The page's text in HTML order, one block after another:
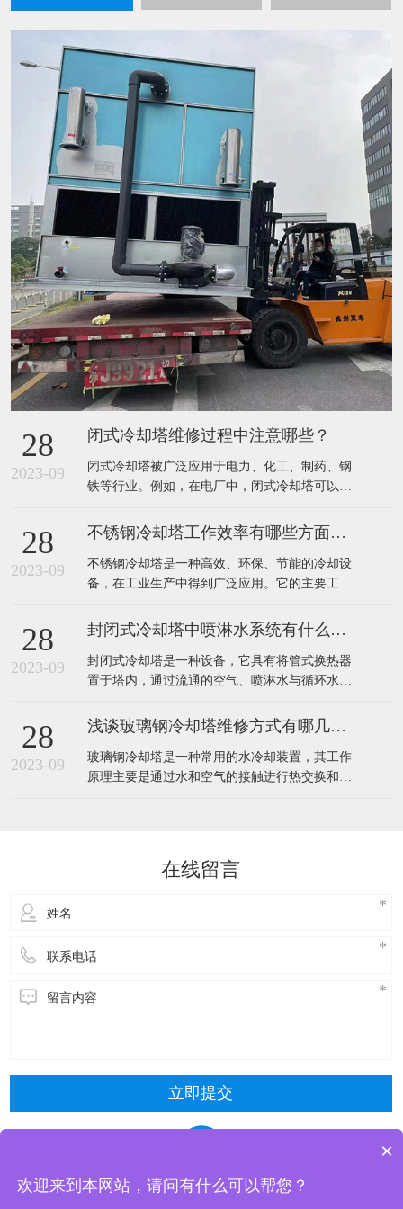
28
2023-09
闭式冷却塔维修过程中注意哪些？
​闭式冷却塔被广泛应用于电力、化工、制药、钢
铁等行业。例如，在电厂中，闭式冷却塔可以有
在钢铁行业中，该设备可以有效地降低高炉排放
废气温度，减少环境污染。​在闭式冷却塔的维修
过程中，需要注意以下几点：定期检查：应定期
对闭式冷却塔进行详细检查，包括塔体、集水
28
2023-09
不锈钢冷却塔工作效率有哪些方面提高？
​不锈钢冷却塔是一种高效、环保、节能的冷却设
备，在工业生产中得到广泛应用。它的主要工作
触，使水冷器内热水的热量迅速传递到填料中，
再通过风机将热空气排出室外，完成热量的转
移，达到冷却效果。​不锈钢冷却塔的工作效率主
要可以通过以下几个方面来提高：1、采用高效的
28
2023-09
封闭式冷却塔中喷淋水系统有什么作用？
​封闭式冷却塔是一种设备，它具有将管式换热器
置于塔内，通过流通的空气、喷淋水与循环水的
其能够保证水质不受污染，很好的保护了主设备
时，可以停掉喷淋水系统，起到节水效果。​封闭
式冷却塔中的喷淋水系统主要有以下作用：增强
28
2023-09
浅谈玻璃钢冷却塔维修方式有哪几种？
​玻璃钢冷却塔是一种常用的水冷却装置，其工作
原理主要是通过水和空气的接触进行热交换和质
修：风机是冷却塔的核心部件，需要进行定期的
检查和维护。具体步骤包括关闭电源，停止使
在线留言
立即提交
东莞市清风冷却设备有限公司 版权所有
×
欢迎来到本网站，请问有什么可以帮您？